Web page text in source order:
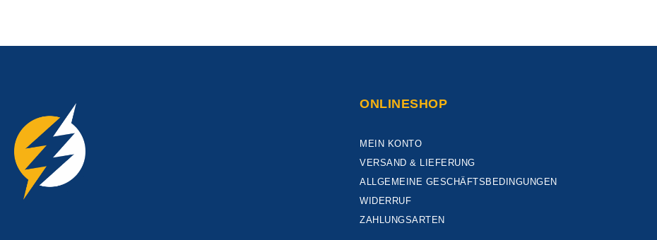
ONLINESHOP
MEIN KONTO
VERSAND & LIEFERUNG
ALLGEMEINE GESCHÄFTSBEDINGUNGEN
WIDERRUF
ZAHLUNGSARTEN